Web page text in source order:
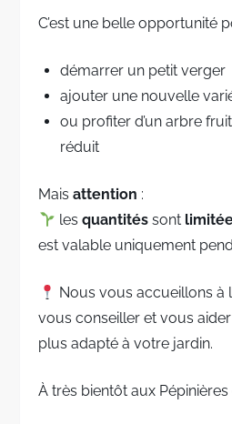
C’est une belle opportunité
démarrer un petit verger
ajouter une nouvelle
ou profiter d’un arbre
réduit
Maisattention :
les quantitéssont
est valable uniquement
Nous vous accueillons à
vous conseiller et vous aider
plus adapté à votre jardin.
À très bientôt aux